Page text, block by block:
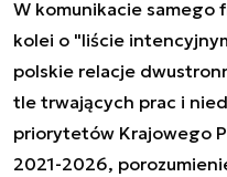
W komunikacie samego
kolei o "liście
polskie relacje
tle trwających prac i
priorytetów Krajowego
2021-2026,